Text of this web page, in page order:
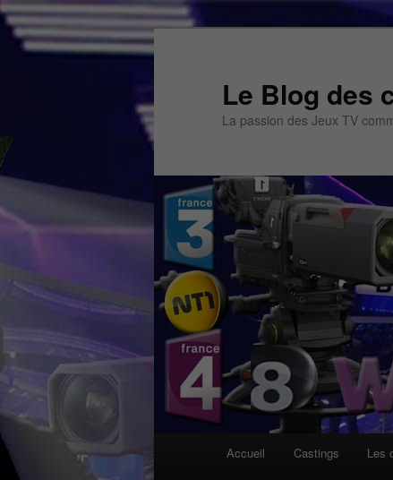
Aller
Aller
Le Blog des
La passion des Jeux TV
Accueil Castings Les